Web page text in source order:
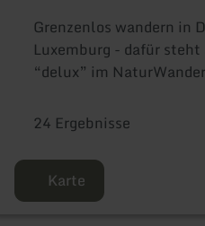
Grenzenlos wandern in
Luxemburg - dafür steht
“delux” im
24 Ergebnisse
Karte